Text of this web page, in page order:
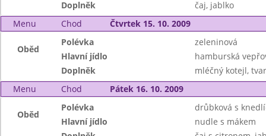
Doplněk
čaj, jablko
Menu
Chod Čtvrtek 15. 10. 2009
Oběd
Polévka
zeleninová
Hlavní jídlo
hamburská
Doplněk
mléčný kotejl,
Menu
Chod Pátek 16. 10. 2009
Oběd
Polévka
drůbková s
Hlavní jídlo
nudle s mákem